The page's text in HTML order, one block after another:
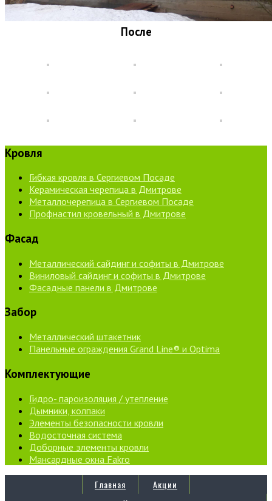
После
Кровля
Гибкая кровля в Сергиевом Посаде
Керамическая черепица в Дмитрове
Металлочерепица в Сергиевом Посаде
Профнастил кровельный в Дмитрове
Фасад
Металлический сайдинг и софиты в Дмитрове
Виниловый сайдинг и софиты в Дмитрове
Фасадные панели в Дмитрове
Забор
Металлический штакетник
Панельные ограждения Grand Line® и Optima
Комплектующие
Гидро- пароизоляция / утепление
Дымники, колпаки
Элементы безопасности кровли
Водосточная система
Доборные элементы кровли
Мансардные окна Fakro
Главная
Акции